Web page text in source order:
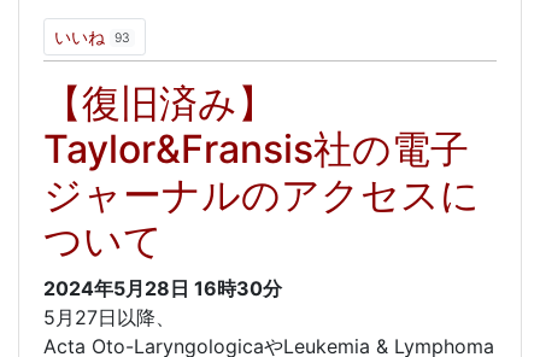
いいね 93
【復旧済み】
Taylor&Fransis社の電子
ジャーナルのアクセスに
ついて
2024年5月28日 16時30分
5月27日以降、
Acta Oto-LaryngologicaやLeukemia & Lymphoma